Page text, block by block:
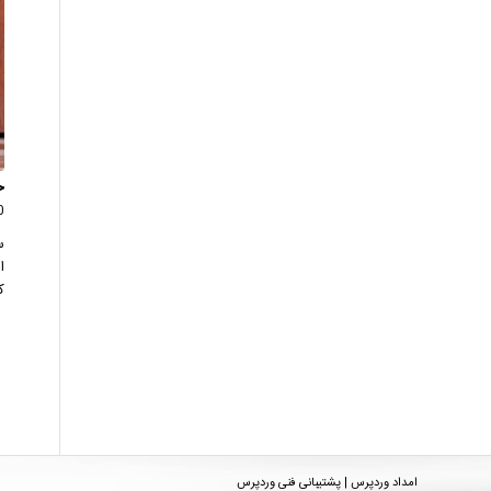
0
امداد وردپرس | پشتیبانی فنی وردپرس